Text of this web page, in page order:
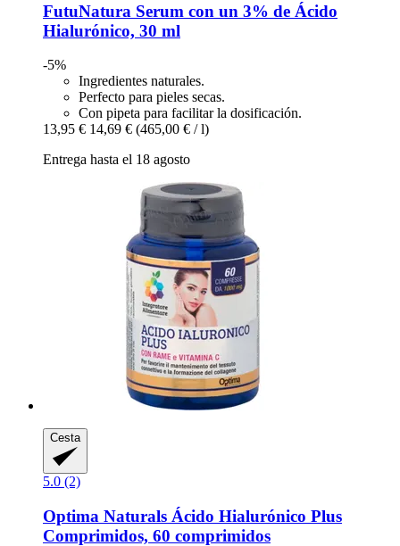
FutuNatura Serum con un 3% de Ácido
Hialurónico, 30 ml
-5%
Ingredientes naturales.
Perfecto para pieles secas.
Con pipeta para facilitar la dosificación.
13,95 € 14,69 € (465,00 € / l)
Entrega hasta el 18 agosto
Cesta
5.0 (2)
Optima Naturals Ácido Hialurónico Plus
Comprimidos, 60 comprimidos